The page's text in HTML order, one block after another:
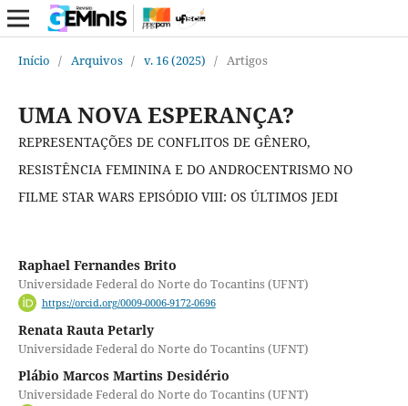
Início / Arquivos / v. 16 (2025) / Artigos
UMA NOVA ESPERANÇA?
REPRESENTAÇÕES DE CONFLITOS DE GÊNERO,
RESISTÊNCIA FEMININA E DO ANDROCENTRISMO NO
FILME STAR WARS EPISÓDIO VIII: OS ÚLTIMOS JEDI
Raphael Fernandes Brito
Universidade Federal do Norte do Tocantins (UFNT)
https://orcid.org/0009-0006-9172-0696
Renata Rauta Petarly
Universidade Federal do Norte do Tocantins (UFNT)
Plábio Marcos Martins Desidério
Universidade Federal do Norte do Tocantins (UFNT)